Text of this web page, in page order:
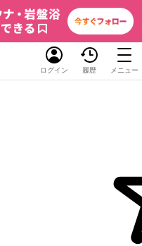
ログイン 履歴 メニュー